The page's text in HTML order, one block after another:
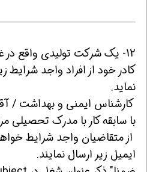
12- یک شرکت تولیدی واقع
کادر خود از افراد واجد
نماید.
کارشناس ایمنی و بهداشت /
با سابقه کار با مدرک تحصیلی
از متقاضیان واجد شرایط
ایمیل زیر ارسال نمایند.